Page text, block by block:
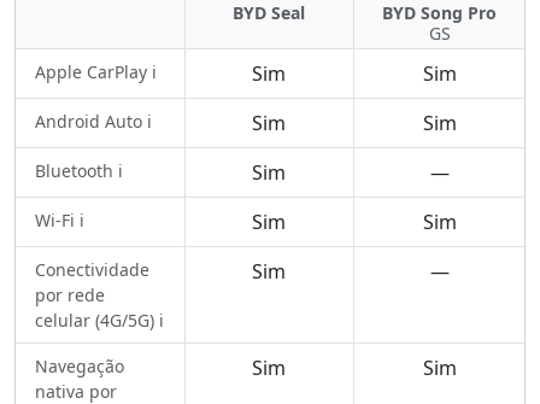
BYD Seal
BYD Song Pro
GS
Apple CarPlay ℹ️
Sim Sim
Android Auto ℹ️ Sim Sim
Bluetooth ℹ️ Sim —
Wi-Fi ℹ️ Sim Sim
Conectividade
por rede
celular (4G/5G) ℹ️
Sim —
Navegação
nativa por
Sim Sim